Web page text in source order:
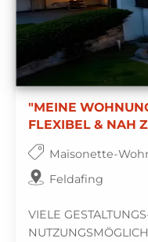
"MEINE
FLEXIBEL & NAH
Maisonette-
Feldafing
VIELE